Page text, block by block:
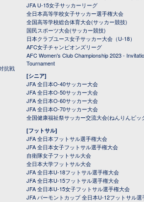
抗戦
JFA U-15女子サッカーリーグ
全日本高等学校女子サッカー選手権大会
全国高等学校総合体育大会(サッカー競技)
国民スポーツ大会(サッカー競技)
日本クラブユース女子サッカー大会（U-18）
AFC女子チャンピオンズリーグ
AFC Women's Club Championship 2023 -
Tournament
[シニア]
JFA 全日本O-40サッカー大会
JFA 全日本O-50サッカー大会
JFA 全日本O-60サッカー大会
JFA 全日本O-70サッカー大会
全国健康福祉祭サッカー交流大会(ねんりんピッ
[フットサル]
JFA 全日本フットサル選手権大会
JFA 全日本女子フットサル選手権大会
自衛隊女子フットサル大会
全日本大学フットサル大会
JFA 全日本U-18フットサル選手権大会
JFA 全日本U-15フットサル選手権大会
JFA 全日本U-15女子フットサル選手権大会
JFA バーモントカップ 全日本U-12フットサル選